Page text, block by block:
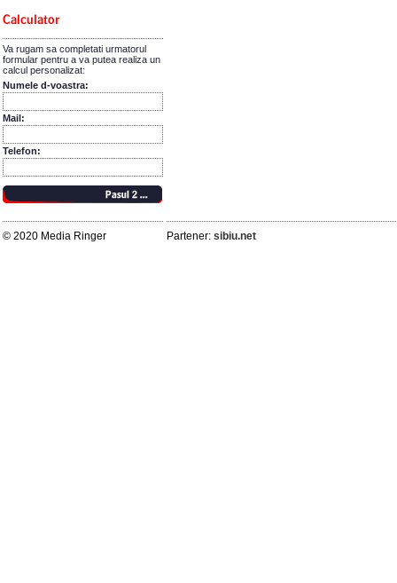
Va rugam sa completati urmatorul
formular pentru a va putea realiza un
calcul personalizat:
Numele d-voastra:
Mail:
Telefon:
© 2020 Media Ringer Partener: sibiu.net